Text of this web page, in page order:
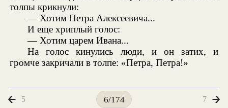
толпы крикнули:
— Хотим Петра Алексеевича...
И еще хриплый голос:
— Хотим царем Ивана...
На голос кинулись люди, и он затих, и
громче закричали в толпе: «Петра, Петра!»
5 6/174 7